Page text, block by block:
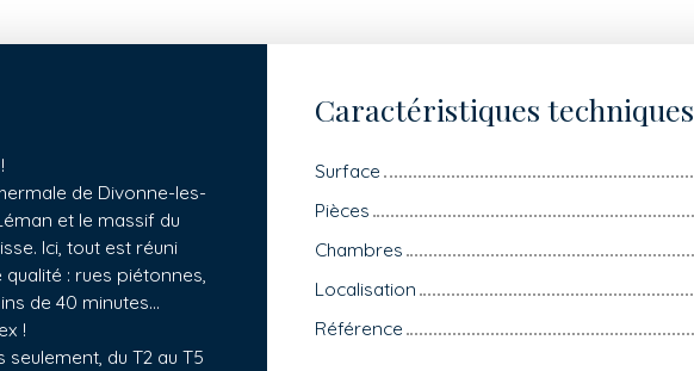
de Divonne-les-
et le massif du
Ici, tout est réuni
: rues piétonnes,
de 40 minutes…
!
du T2 au T5
Caractéristiques techniques
Surface
Pièces
Chambres
Localisation
Référence